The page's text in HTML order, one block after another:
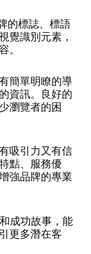
的標誌、標語
覺識別元素，
。
簡單明瞭的導
資訊。良好的
瀏覽者的困
吸引力又有信
點、服務優
強品牌的專業
成功故事，能
更多潛在客